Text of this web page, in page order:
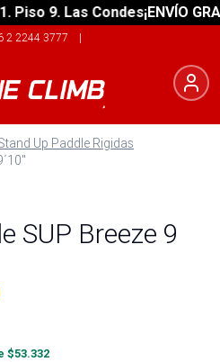
9. Las Condes¡ENVÍO
2 2244 3777 |
Up Paddle Rigidas
SUP Breeze 9
$53.332